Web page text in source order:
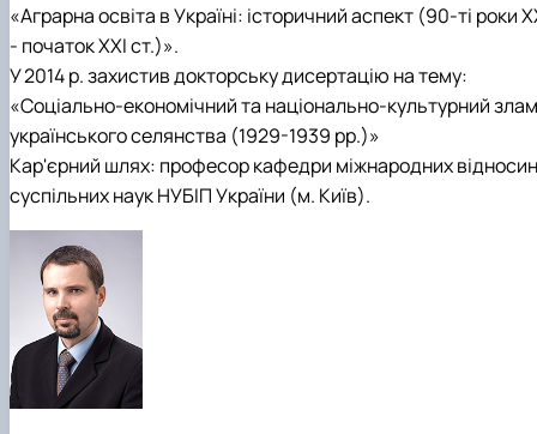
«Аграрна освіта в Україні: історичний аспект (90-ті роки
- початок ХХІ ст.)».
У 2014 р. захистив докторську дисертацію на тему:
«Соціально-економічний та національно-культурний злам
українського селянства (1929-1939 рр.)»
Кар'єрний шлях: професор кафедри міжнародних відносин
суспільних наук НУБІП України (м. Київ).